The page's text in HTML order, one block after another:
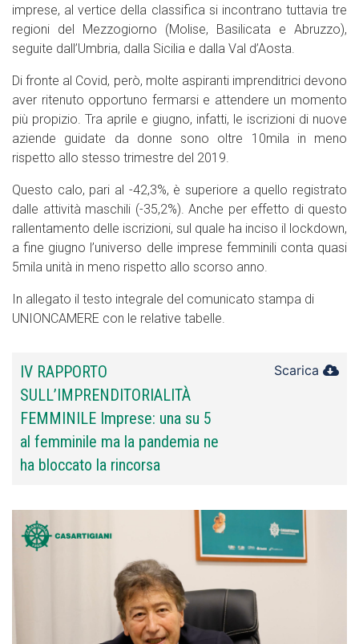
imprese, al vertice della classifica si incontrano tuttavia tre
regioni del Mezzogiorno (Molise, Basilicata e Abruzzo),
seguite dall’Umbria, dalla Sicilia e dalla Val d’Aosta.
Di fronte al Covid, però, molte aspiranti imprenditrici devono
aver ritenuto opportuno fermarsi e attendere un momento
più propizio. Tra aprile e giugno, infatti, le iscrizioni di nuove
aziende guidate da donne sono oltre 10mila in meno
rispetto allo stesso trimestre del 2019.
Questo calo, pari al -42,3%, è superiore a quello registrato
dalle attività maschili (-35,2%). Anche per effetto di questo
rallentamento delle iscrizioni, sul quale ha inciso il lockdown,
a fine giugno l’universo delle imprese femminili conta quasi
5mila unità in meno rispetto allo scorso anno.
In allegato il testo integrale del comunicato stampa di
UNIONCAMERE con le relative tabelle.
IV RAPPORTO
SULL’IMPRENDITORIALITÀ
FEMMINILE Imprese: una su 5
al femminile ma la pandemia ne
ha bloccato la rincorsa
Scarica